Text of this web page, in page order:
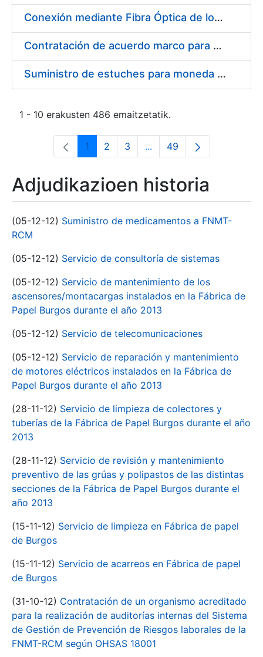
Conexión mediante Fibra Óptica de los Centros de Proceso de Datos (CPDs) de las sedes de la FNMT-RCM de Burgos y Madrid
Contratación de acuerdo marco para el Suministro de Material de Electricidad para la Fábrica Nacional de Moneda y Timbre-Real Casa de la Moneda en su centro de trabajo de Burgos
Suministro de estuches para moneda de 30 €
1 - 10 erakusten 486 emaitzetatik.
Orrialdea
1 Orrialdea
2 Orrialdea
3 ...Intermediate Pages Use
Orrialdea
49
Adjudikazioen historia
(05-12-12) Suministro de medicamentos a FNMT-
RCM
(05-12-12) Servicio de consultoría de sistemas
(05-12-12) Servicio de mantenimiento de los
ascensores/montacargas instalados en la Fábrica de
Papel Burgos durante el año 2013
(05-12-12) Servicio de telecomunicaciones
(05-12-12) Servicio de reparación y mantenimiento
de motores eléctricos instalados en la Fábrica de
Papel Burgos durante el año 2013
(28-11-12) Servicio de limpieza de colectores y
tuberías de la Fábrica de Papel Burgos durante el año
2013
(28-11-12) Servicio de revisión y mantenimiento
preventivo de las grúas y polipastos de las distintas
secciones de la Fábrica de Papel Burgos durante el
año 2013
(15-11-12) Servicio de limpieza en Fábrica de papel
de Burgos
(15-11-12) Servicio de acarreos en Fábrica de papel
de Burgos
(31-10-12) Contratación de un organismo acreditado
para la realización de auditorías internas del Sistema
de Gestión de Prevención de Riesgos laborales de la
FNMT-RCM según OHSAS 18001